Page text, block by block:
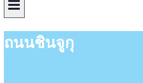
ถนนชินจูกุ